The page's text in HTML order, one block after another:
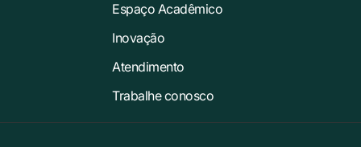
Espaço Acadêmico
Inovação
Atendimento
Trabalhe conosco